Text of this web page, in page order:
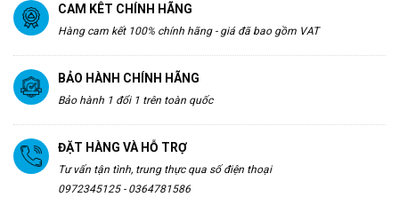
CAM KÊT CHÍNH HÃNG
Hàng cam kết 100% chính hãng - giá đã bao gồm VAT
BẢO HÀNH CHÍNH HÃNG
Bảo hành 1 đổi 1 trên toàn quốc
ĐẶT HÀNG VÀ HỖ TRỢ
Tư vấn tận tình, trung thực qua số điện thoại
0972345125 - 0364781586